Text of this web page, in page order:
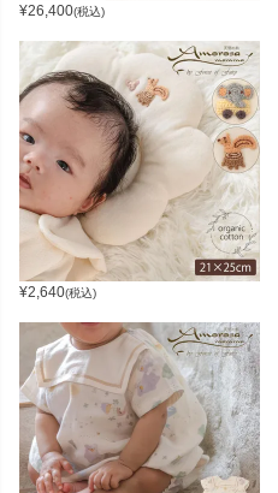
¥26,400(税込)
¥2,640(税込)